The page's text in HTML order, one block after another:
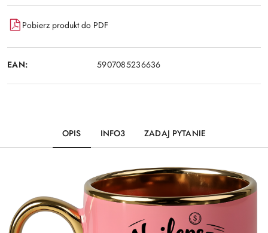
Pobierz produkt do PDF
EAN: 5907085236636
OPIS INFO3 ZADAJ PYTANIE